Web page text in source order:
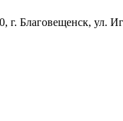
г. Благовещенск, ул.